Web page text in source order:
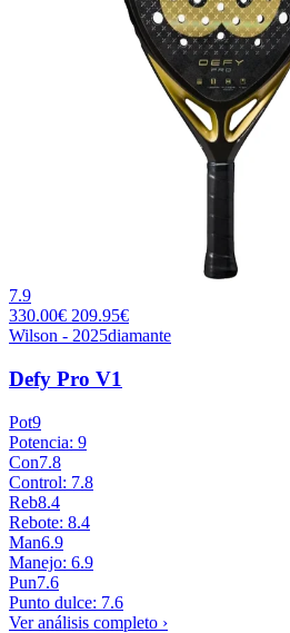
7.9
330.00€ 209.95€
Wilson - 2025diamante
Defy Pro V1
Pot9
Potencia: 9
Con7.8
Control: 7.8
Reb8.4
Rebote: 8.4
Man6.9
Manejo: 6.9
Pun7.6
Punto dulce: 7.6
Ver análisis completo ›